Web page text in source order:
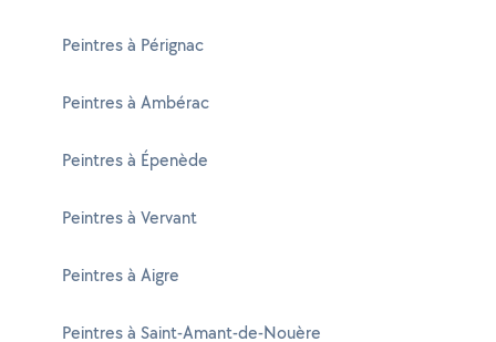
Peintres à Pérignac
Peintres à Ambérac
Peintres à Épenède
Peintres à Vervant
Peintres à Aigre
Peintres à Saint-Amant-de-Nouère